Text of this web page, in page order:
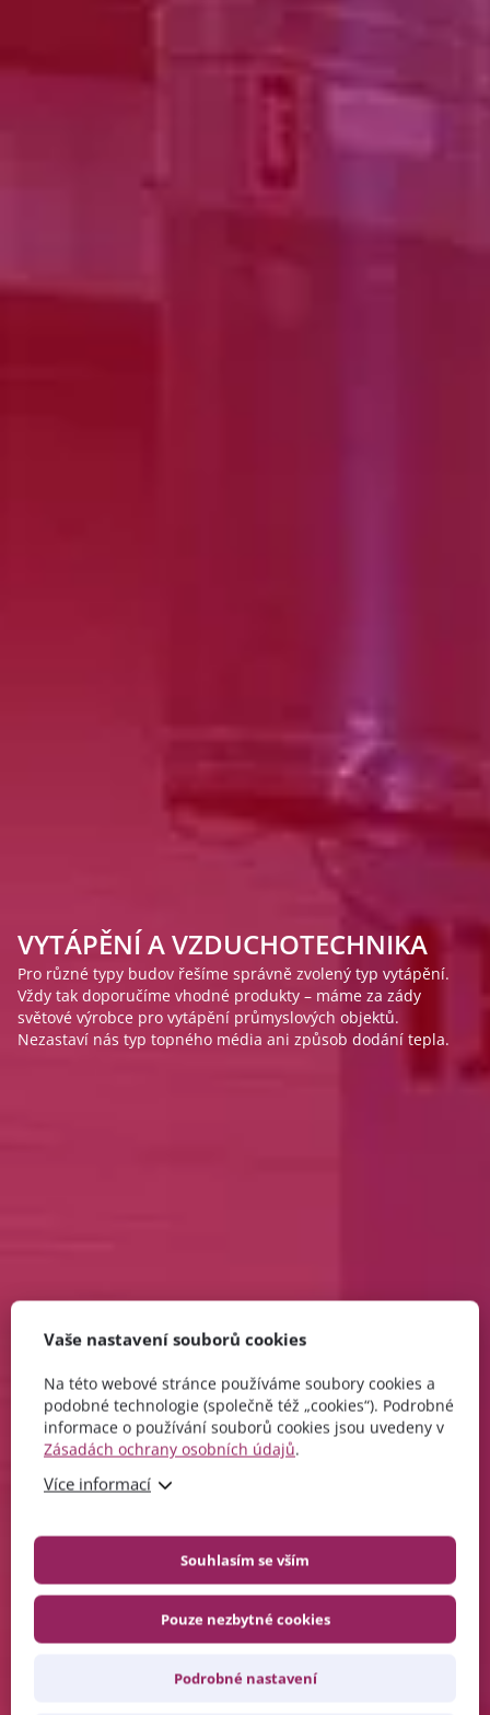
VYTÁPĚNÍ A VZDUCHOTECHNIKA
Pro různé typy budov řešíme správně zvolený typ vytápění.
Vždy tak doporučíme vhodné produkty – máme za zády
světové výrobce pro vytápění průmyslových objektů.
Nezastaví nás typ topného média ani způsob dodání tepla.
INDIVIDUÁLNÍ PŘÍSTUP K PROJEKTU
Každý projekt je specifický a nejde jej řešit podle předem
dané šablony. Stavíme se ke všemu čelem a nebojíme se
výzev. Používáme nejmodernější metody a výpočty k nalezení
správného řešení.
PROFESIONÁL VE VYTÁPĚNÍ HAL
Vytápění se také musí řešit profesionálně. Za návrhem
vytápění od 4heat stojí mnohaleté zkušenosti s topenařinou a
50 let vývoje a výroby plynových ohřívačů vzduchu.
Vaše nastavení souborů cookies
Na této webové stránce používáme soubory cookies a
podobné technologie (společně též „cookies“). Podrobné
informace o používání souborů cookies jsou uvedeny v
Zásadách ochrany osobních údajů.
Více informací
Souhlasím se vším
Pouze nezbytné cookies
Podrobné nastavení